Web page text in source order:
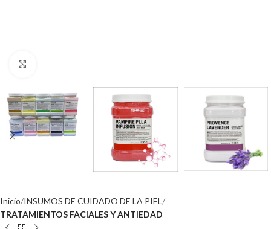
Inicio INSUMOS DE CUIDADO DE LA PIEL
TRATAMIENTOS FACIALES Y ANTIEDAD